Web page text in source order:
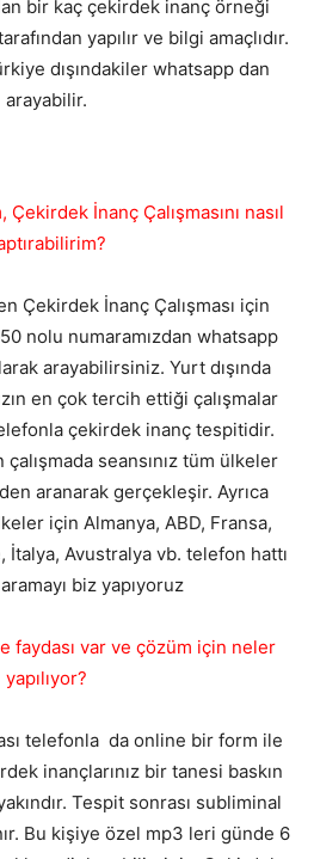
bir kaç çekirdek inanç örneği
yapılır ve bilgi amaçlıdır.
dışındakiler whatsapp dan
arayabilir.
Çekirdek İnanç Çalışmasını nasıl
Çekirdek İnanç Çalışması için
nolu numaramızdan whatsapp
arayabilirsiniz. Yurt dışında
en çok tercih ettiği çalışmalar
çekirdek inanç tespitidir.
seansınız tüm ülkeler
aranarak gerçekleşir. Ayrıca
için Almanya, ABD, Fransa,
İtalya, Avustralya vb. telefon hattı
biz yapıyoruz
faydası var ve çözüm için neler
yapılıyor?
telefonla da online bir form ile
inançlarınız bir tanesi baskın
Tespit sonrası subliminal
Bu kişiye özel mp3 leri günde 6